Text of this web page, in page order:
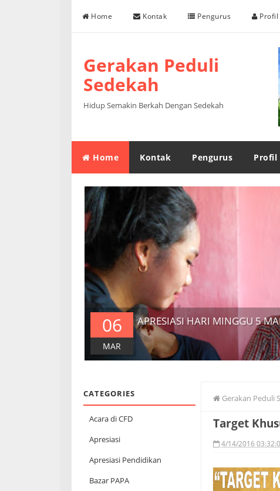
Home Kontak Pengurus Profil
Gerakan Peduli
Sedekah
Hidup Semakin Berkah Dengan Sedekah
Home Kontak Pengurus Profil
APRESIASI HARI MINGGU 5
06
MAR
CATEGORIES
Acara di CFD
Apresiasi
Apresiasi Pendidikan
Bazar PAPA
Gerakan Peduli
Target
4/14/2016